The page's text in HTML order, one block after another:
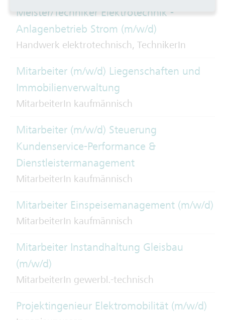
Meister/Techniker Elektrotechnik -
Anlagenbetrieb Strom (m/w/d)
Handwerk elektrotechnisch, TechnikerIn
Mitarbeiter (m/w/d) Liegenschaften und
Immobilienverwaltung
MitarbeiterIn kaufmännisch
Mitarbeiter (m/w/d) Steuerung
Kundenservice-Performance &
Dienstleistermanagement
MitarbeiterIn kaufmännisch
Mitarbeiter Einspeisemanagement (m/w/d)
MitarbeiterIn kaufmännisch
Mitarbeiter Instandhaltung Gleisbau
(m/w/d)
MitarbeiterIn gewerbl.-technisch
Projektingenieur Elektromobilität (m/w/d)